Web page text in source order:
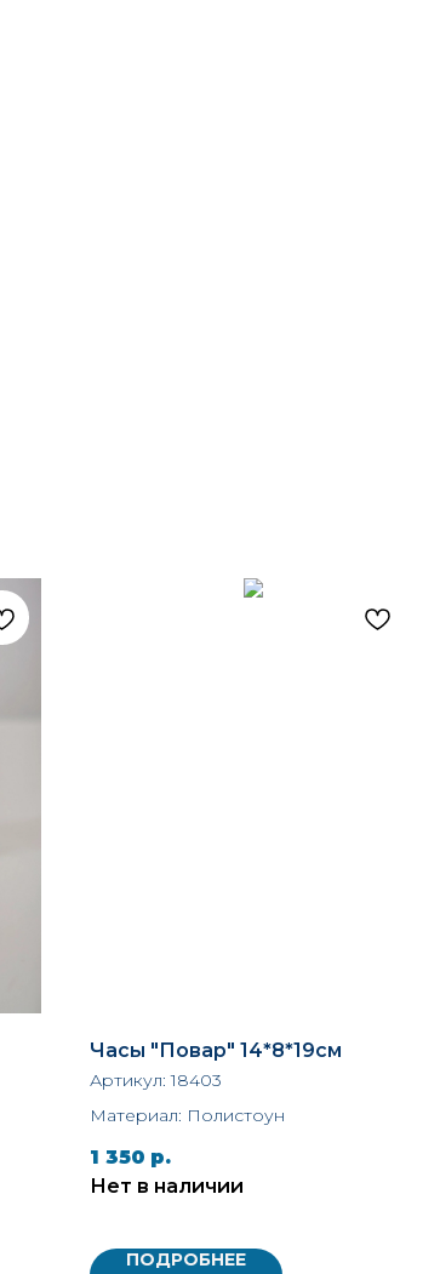
Часы "Повар" 14*8*19см
Артикул:18403
Материал: Полистоун
1 350 р.
Нет в наличии
ПОДРОБНЕЕ